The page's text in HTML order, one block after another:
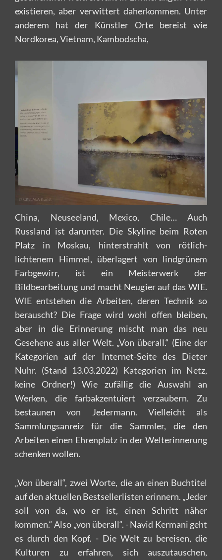
existieren, aber verwittert daherkommen. Unter
anderem hat der Künstler Orte bereist wie
Nordkorea, Vietnam, Kambodscha,
China, Neuseeland, Mexico, Chile… Auch
Russland ist darunter. Die Skyline beim Roten
Platz in Moskau, hinterstrahlt von rötlich-
lichtenem Himmel, überlagert von lindgrünem
Farbgewirr, ist ein Meisterwerk der
Bildbearbeitung und macht Neugier auf das WIE.
WIE entstehen die Arbeiten, deren Technik so
berauscht? Die Frage wird wohl offen bleiben,
aber in die Erinnerung mischt man das neu
Gesehene aus aller Welt. „Von überall.“ (Eine der
Kategorien auf der Internet-Seite des Dieter
Nuhr. (Stand 13.03.2022) Kategorien im Netz,
keine Ordner!) Wie zufällig die Auswahl an
Werken, die farbakzentuiert verzaubern. Zu
bestaunen von Jedermann. Vielleicht als
Sammlungsanreiz für die Sammler, die den
Arbeiten einen Ehrenplatz in der Welterinnerung
schenken wollen.
„Von überall“, zwei Worte, die an einen Buchtitel
auf den aktuellen Bestsellerlisten erinnern. „Jeder
soll von da, wo er ist, einen Schritt näher
kommen.“ Also „von überall“. - Navid Kermani geht
es durch den Kopf. - Die Welt zu bereisen, die
Kulturen zu erfahren, sich auszutauschen,